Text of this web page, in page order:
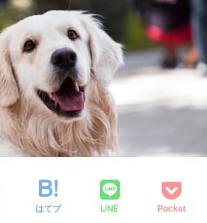
はてブ LINE Pocket